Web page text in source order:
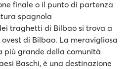
finale o il punto di partenza
spagnola
traghetti di Bilbao si trova a
di Bilbao. La meravigliosa
più grande della comunità
Baschi, è una destinazione